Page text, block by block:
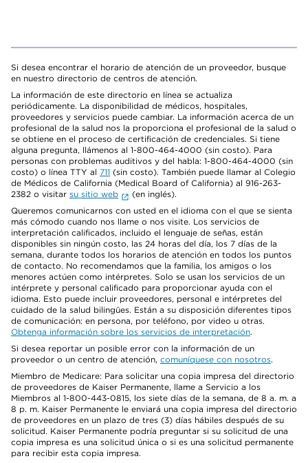
Si desea encontrar el horario de atención de un proveedor, busque
en nuestro directorio de centros de atención.
La información de este directorio en línea se actualiza
periódicamente. La disponibilidad de médicos, hospitales,
proveedores y servicios puede cambiar. La información acerca de un
profesional de la salud nos la proporciona el profesional de la salud o
se obtiene en el proceso de certificación de credenciales. Si tiene
alguna pregunta, llámenos al 1-800-464-4000 (sin costo). Para
personas con problemas auditivos y del habla: 1-800-464-4000 (sin
costo) o línea TTY al 711 (sin costo). También puede llamar al Colegio
de Médicos de California (Medical Board of California) al 916-263-
2382 o visitar su sitio web
(en inglés).
Queremos comunicarnos con usted en el idioma con el que se sienta
más cómodo cuando nos llame o nos visite. Los servicios de
interpretación calificados, incluido el lenguaje de señas, están
disponibles sin ningún costo, las 24 horas del día, los 7 días de la
semana, durante todos los horarios de atención en todos los puntos
de contacto. No recomendamos que la familia, los amigos o los
menores actúen como intérpretes. Solo se usan los servicios de un
intérprete y personal calificado para proporcionar ayuda con el
idioma. Esto puede incluir proveedores, personal e intérpretes del
cuidado de la salud bilingües. Están a su disposición diferentes tipos
de comunicación: en persona, por teléfono, por video u otras.
Obtenga información sobre los servicios de interpretación.
Si desea reportar un posible error con la información de un
proveedor o un centro de atención, comuníquese con nosotros.
Miembro de Medicare: Para solicitar una copia impresa del directorio
de proveedores de Kaiser Permanente, llame a Servicio a los
Miembros al 1-800-443-0815, los siete días de la semana, de 8 a. m. a
8 p. m. Kaiser Permanente le enviará una copia impresa del directorio
de proveedores en un plazo de tres (3) días hábiles después de su
solicitud. Kaiser Permanente podría preguntar si su solicitud de una
copia impresa es una solicitud única o si es una solicitud permanente
para recibir esta copia impresa.